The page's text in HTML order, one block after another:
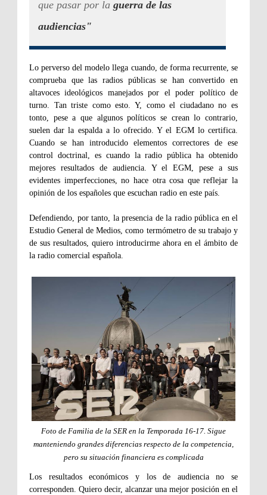
que pasar por la guerra de las
audiencias"
Lo perverso del modelo llega cuando, de forma recurrente, se
comprueba que las radios públicas se han convertido en
altavoces ideológicos manejados por el poder político de
turno. Tan triste como esto. Y, como el ciudadano no es
tonto, pese a que algunos políticos se crean lo contrario,
suelen dar la espalda a lo ofrecido. Y el EGM lo certifica.
Cuando se han introducido elementos correctores de ese
control doctrinal, es cuando la radio pública ha obtenido
mejores resultados de audiencia. Y el EGM, pese a sus
evidentes imperfecciones, no hace otra cosa que reflejar la
opinión de los españoles que escuchan radio en este país.
Defendiendo, por tanto, la presencia de la radio pública en el
Estudio General de Medios, como termómetro de su trabajo y
de sus resultados, quiero introducirme ahora en el ámbito de
la radio comercial española.
Foto de Familia de la SER en la Temporada 16-17. Sigue
manteniendo grandes diferencias respecto de la competencia,
pero su situación financiera es complicada
Los resultados económicos y los de audiencia no se
corresponden. Quiero decir, alcanzar una mejor posición en el